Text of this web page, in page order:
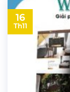
16
Th11